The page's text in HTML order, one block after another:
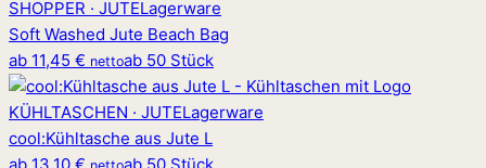
SHOPPER · JUTELagerware
Soft Washed Jute Beach Bag
ab 11,45 € nettoab 50 Stück
KÜHLTASCHEN · JUTELagerware
cool:Kühltasche aus Jute L